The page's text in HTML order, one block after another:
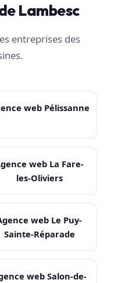
Lambesc
entreprises des
web Pélissanne
web La Fare-
les-Oliviers
web Le Puy-
Sainte-Réparade
web Salon-de-